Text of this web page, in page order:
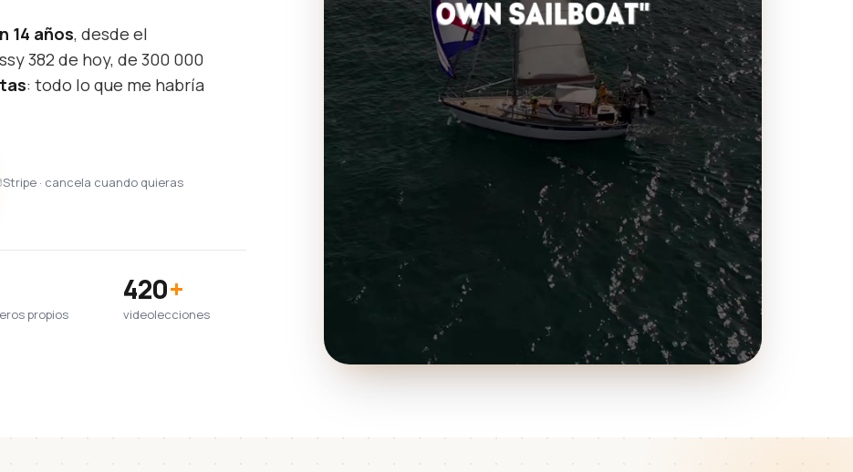
14 años, desde el
382 de hoy, de 300 000
: todo lo que me habría
Stripe · cancela cuando quieras
propios
420+
videolecciones